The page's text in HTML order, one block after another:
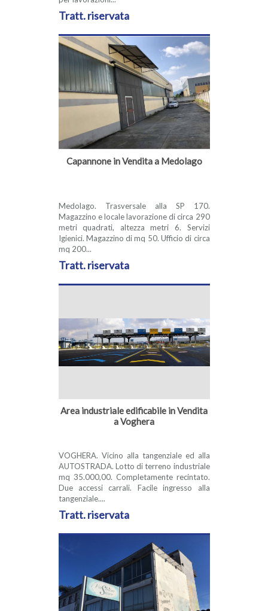
Tratt. riservata
Capannone in Vendita a Medolago
Medolago. Trasversale alla SP 170.
Magazzino e locale lavorazione di circa 290
metri quadrati, altezza metri 6. Servizi
Igienici. Magazzino di mq 50. Ufficio di circa
mq 200...
Tratt. riservata
Area industriale edificabile in Vendita
a Voghera
VOGHERA. Vicino alla tangenziale ed alla
AUTOSTRADA. Lotto di terreno industriale
mq 35.000,00. Completamente recintato.
Due accessi carrali. Facile ingresso alla
tangenziale....
Tratt. riservata